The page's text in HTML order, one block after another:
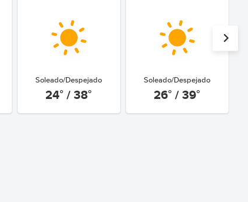
Soleado/Despejado
24° / 38°
Soleado/Despejado
26° / 39°